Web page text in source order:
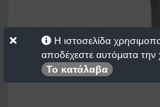
Η ιστοσελίδα
αποδέχεστε αυτόματα
Το κατάλαβα